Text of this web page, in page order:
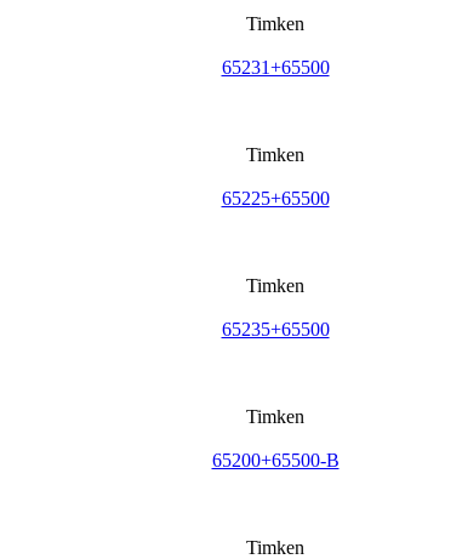
Timken
65231+65500
Timken
65225+65500
Timken
65235+65500
Timken
65200+65500-B
Timken